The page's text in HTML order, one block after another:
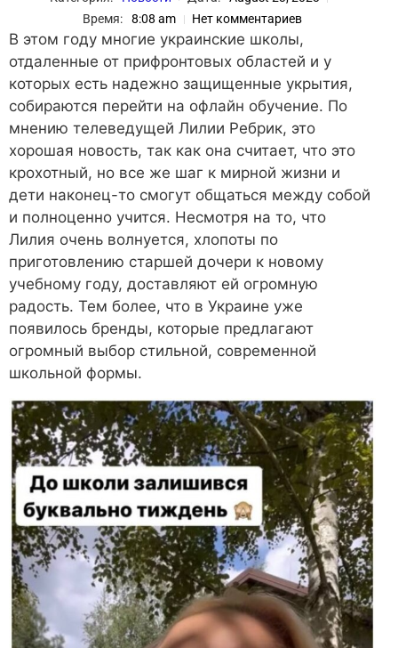
Время:
8:08 am Нет комментариев
В этом году многие украинские школы,
отдаленные от прифронтовых областей и у
которых есть надежно защищенные укрытия,
собираются перейти на офлайн обучение. По
мнению телеведущей Лилии Ребрик, это
хорошая новость, так как она считает, что это
крохотный, но все же шаг к мирной жизни и
дети наконец-то смогут общаться между собой
и полноценно учится. Несмотря на то, что
Лилия очень волнуется, хлопоты по
приготовлению старшей дочери к новому
учебному году, доставляют ей огромную
радость. Тем более, что в Украине уже
появилось бренды, которые предлагают
огромный выбор стильной, современной
школьной формы.